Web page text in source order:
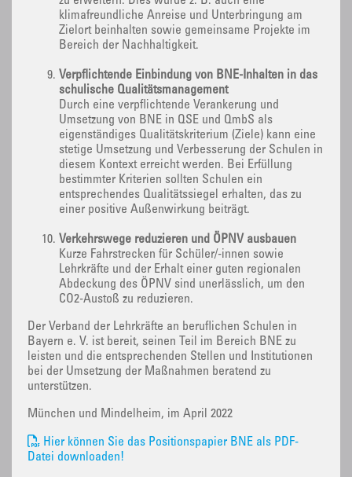
klimafreundliche Anreise und Unterbringung am
Zielort beinhalten sowie gemeinsame Projekte im
Bereich der Nachhaltigkeit.
Verpflichtende Einbindung von BNE-Inhalten in das
schulische Qualitätsmanagement
Durch eine verpflichtende Verankerung und
Umsetzung von BNE in QSE und QmbS als
eigenständiges Qualitätskriterium (Ziele) kann eine
stetige Umsetzung und Verbesserung der Schulen in
diesem Kontext erreicht werden. Bei Erfüllung
bestimmter Kriterien sollten Schulen ein
entsprechendes Qualitätssiegel erhalten, das zu
einer positive Außenwirkung beiträgt.
Verkehrswege reduzieren und ÖPNV ausbauen
Kurze Fahrstrecken für Schüler/-innen sowie
Lehrkräfte und der Erhalt einer guten regionalen
Abdeckung des ÖPNV sind unerlässlich, um den
CO2-Austoß zu reduzieren.
Der Verband der Lehrkräfte an beruflichen Schulen in
Bayern e. V. ist bereit, seinen Teil im Bereich BNE zu
leisten und die entsprechenden Stellen und Institutionen
bei der Umsetzung der Maßnahmen beratend zu
unterstützen.
München und Mindelheim, im April 2022
Hier können Sie das Positionspapier BNE als PDF-
Datei downloaden!